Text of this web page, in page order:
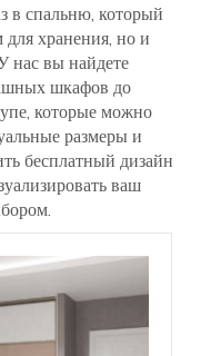
в спальню, который
для хранения, но и
нас вы найдете
шкафов до
которые можно
размеры и
бесплатный дизайн
ваш